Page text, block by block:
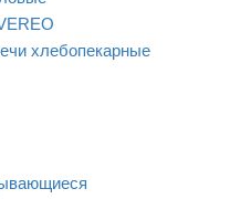
хлебопекарные